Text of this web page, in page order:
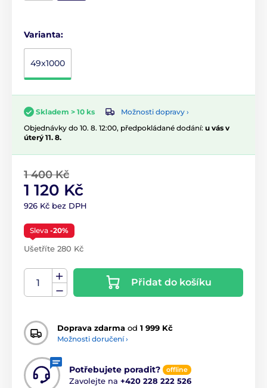
Varianta:
49x1000
Skladem > 10 ks
Možnosti dopravy ›
Objednávky do 10. 8. 12:00, předpokládané dodání: u vás v
úterý 11. 8.
1 400 Kč
1 120 Kč
926 Kč bez DPH
Sleva -20%
Ušetříte 280 Kč
Přidat do košíku
Doprava zdarma od 1 999 Kč
Možnosti doručení ›
Potřebujete poradit? offline
Zavolejte na +420 228 222 526